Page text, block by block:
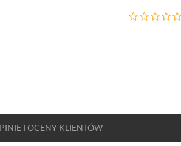
I OCENY KLIENTÓW